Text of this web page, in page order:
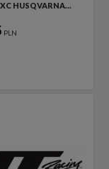
HUSQVARNA…
PLN